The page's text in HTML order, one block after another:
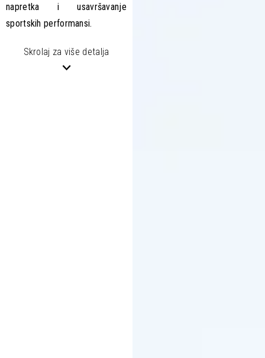
napretka i usavršavanje
sportskih performansi.
Skrolaj za više detalja